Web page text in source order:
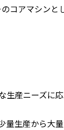
コアマシン
産ニーズに
生産から大